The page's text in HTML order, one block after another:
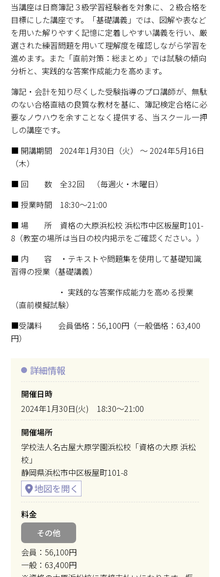
当講座は日商簿記３級学習経験者を対象に、２級合格を
目標にした講座です。「基礎講義」では、図解や表など
を用いた解りやすく記憶に定着しやすい講義を行い、厳
選された練習問題を用いて理解度を確認しながら学習を
進めます。また「直前対策：総まとめ」では試験の傾向
分析と、実践的な答案作成能力を高めます。
簿記・会計を知り尽くした受験指導のプロ講師が、無駄
のない合格直結の良質な教材を基に、簿記検定合格に必
要なノウハウを余すことなく提供する、当スクール一押
しの講座です。
■ 開講期間
2024年1月30日（火） ～ 2024年5月16日
（木）
■ 回 数
全32回 （毎週火・木曜日）
■ 授業時間
18:30～21:00
■ 場 所
資格の大原浜松校 浜松市中区板屋町101-
8（教室の場所は当日の校内掲示をご確認ください。）
■ 内 容 ・テキストや問題集を使用して基礎知識
習得の授業（基礎講義）
・ 実践的な答案作成能力を高める授業
（直前模擬試験）
■受講料 会員価格：56,100円（一般価格：63,400
円）
詳細情報
開催日時
2024年1月30日(火) 18:30～21:00
開催場所
学校法人名古屋大原学園浜松校「資格の大原 浜松
校」
静岡県浜松市中区板屋町101-8
料金
その他
会員：56,100円
一般：63,400円